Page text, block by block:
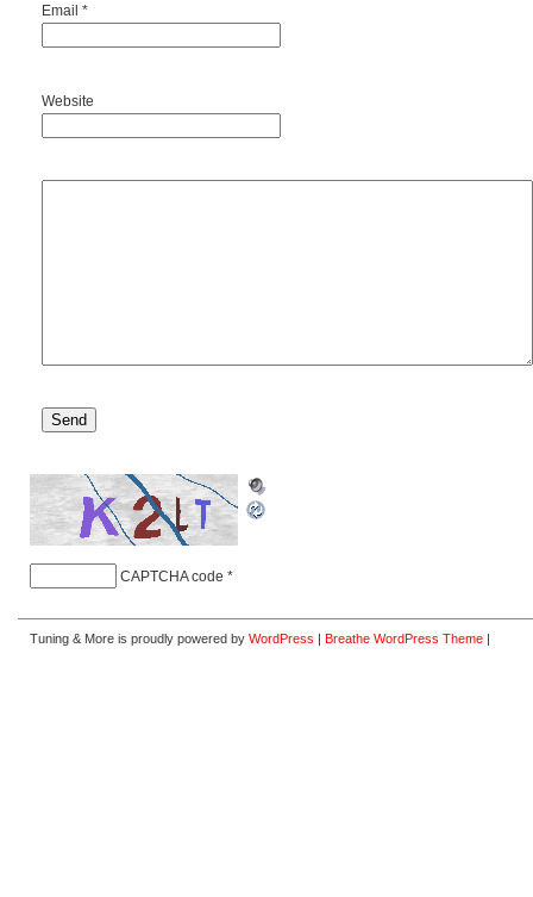
Email *
Website
CAPTCHA code *
Tuning & More is proudly powered by WordPress | Breathe WordPress Theme |